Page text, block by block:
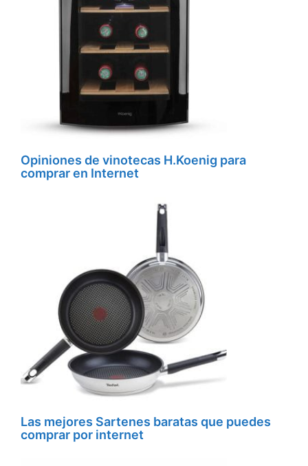
Opiniones de vinotecas H.Koenig para
comprar en Internet
Las mejores Sartenes baratas que puedes
comprar por internet